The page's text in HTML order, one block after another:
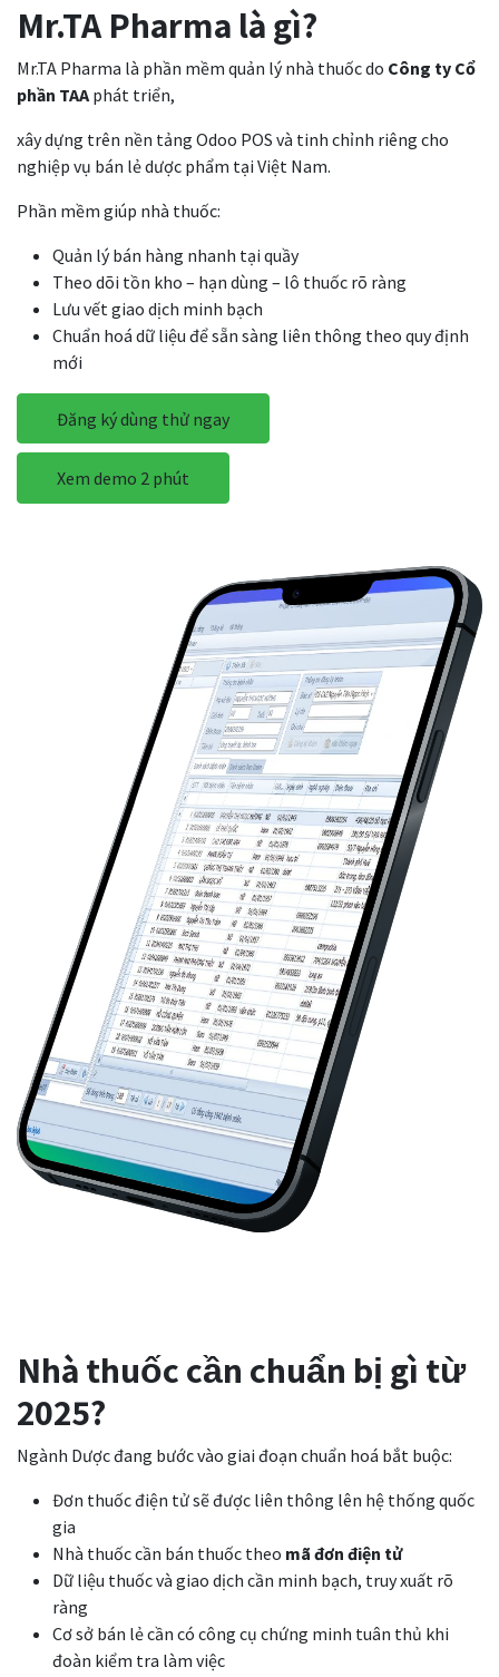
Mr.TA Pharma là gì?
Mr.TA Pharma là phần mềm quản lý nhà thuốc do Công ty Cổ
phần TAAphát triển,
xây dựng trên nền tảng Odoo POS và tinh chỉnh riêng cho
nghiệp vụ bán lẻ dược phẩm tại Việt Nam.
Phần mềm giúp nhà thuốc:
Quản lý bán hàng nhanh tại quầy
Theo dõi tồn kho – hạn dùng – lô thuốc rõ ràng
Lưu vết giao dịch minh bạch
Chuẩn hoá dữ liệu để sẵn sàng liên thông theo quy định
mới
Đăng ký dùng thử ngay
Xem demo 2 phút
Nhà thuốc cần chuẩn bị gì từ
2025?
Ngành Dược đang bước vào giai đoạn chuẩn hoá bắt buộc:
Đơn thuốc điện tử sẽ được liên thông lên hệ thống quốc
gia
Nhà thuốc cần bán thuốc theo mã đơn điện tử
Dữ liệu thuốc và giao dịch cần minh bạch, truy xuất rõ
ràng
Cơ sở bán lẻ cần có công cụ chứng minh tuân thủ khi
đoàn kiểm tra làm việc